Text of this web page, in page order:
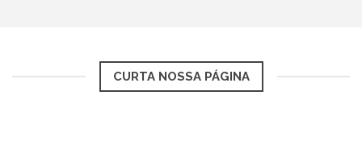
CURTA NOSSA PÁGINA